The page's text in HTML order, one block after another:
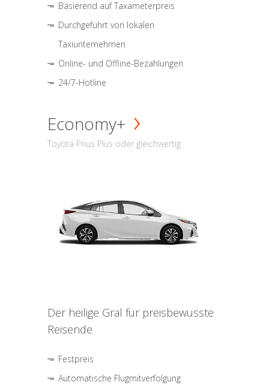
Basierend auf Taxameterpreis
Durchgeführt von lokalen
Taxiunternehmen
Online- und Offline-Bezahlungen
24/7-Hotline
Economy+
Toyota Prius Plus oder gleichwertig
Der heilige Gral für preisbewusste
Reisende
Festpreis
Automatische Flugmitverfolgung